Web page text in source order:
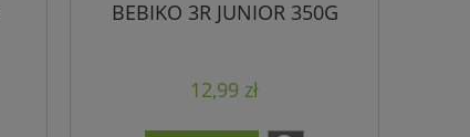
BEBIKO 3R JUNIOR 350G
12,99 zł